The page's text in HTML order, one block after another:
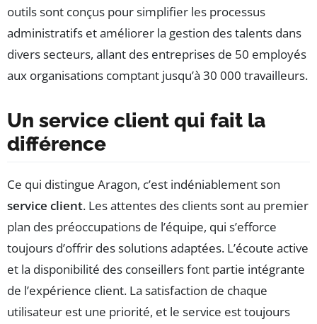
outils sont conçus pour simplifier les processus
administratifs et améliorer la gestion des talents dans
divers secteurs, allant des entreprises de 50 employés
aux organisations comptant jusqu’à 30 000 travailleurs.
Un service client qui fait la
différence
Ce qui distingue Aragon, c’est indéniablement son
service client. Les attentes des clients sont au premier
plan des préoccupations de l’équipe, qui s’efforce
toujours d’offrir des solutions adaptées. L’écoute active
et la disponibilité des conseillers font partie intégrante
de l’expérience client. La satisfaction de chaque
utilisateur est une priorité, et le service est toujours